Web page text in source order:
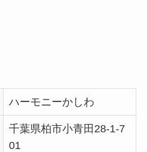
ハーモニーかしわ
千葉県柏市小青田28-1-7
01